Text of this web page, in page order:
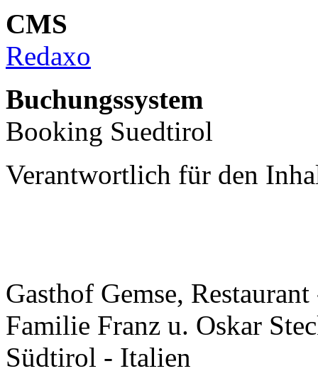
CMS
Redaxo
Buchungssystem
Booking Suedtirol
Verantwortlich für den
Gasthof Gemse,
Familie Franz u. Oskar
Südtirol - Italien